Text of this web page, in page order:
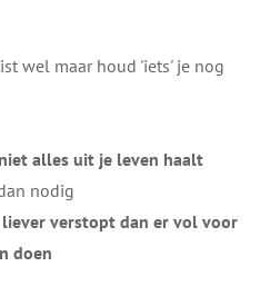
wel maar houd 'iets' je nog
alles uit je leven haalt
nodig
verstopt dan er vol voor
doen